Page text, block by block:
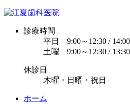
診療時間
平日 9:00～12:30 /
土曜 9:00～12:30 /
休診日
木曜・日曜・祝日
ホーム